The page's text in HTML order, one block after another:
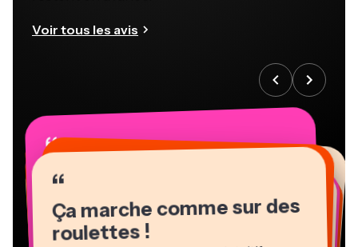
Voir tous les avis
“
Ça marche comme sur des
roulettes !
“
“
“
“
“ “
“